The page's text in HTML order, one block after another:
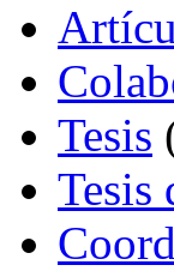
Tesis
Tesis